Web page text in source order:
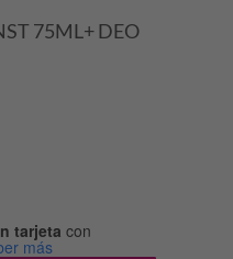
75ML+ DEO
tarjeta con
más